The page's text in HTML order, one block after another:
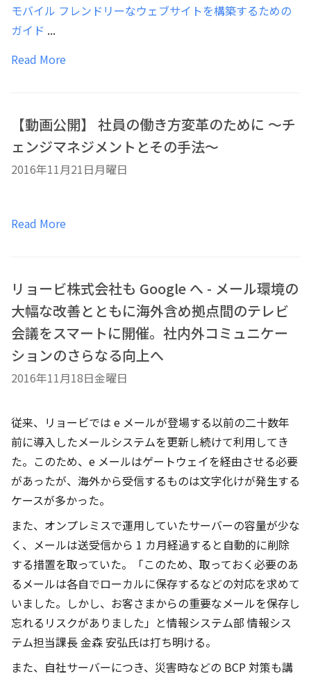
モバイル フレンドリーなウェブサイトを構築するための
ガイド ...
Read More
【動画公開】 社員の働き方変革のために 〜チ
ェンジマネジメントとその手法〜
2016年11月21日月曜日
Read More
リョービ株式会社も Google へ - メール環境の
大幅な改善とともに海外含め拠点間のテレビ
会議をスマートに開催。社内外コミュニケー
ションのさらなる向上へ
2016年11月18日金曜日
従来、リョービでは e メールが登場する以前の二十数年
前に導入したメールシステムを更新し続けて利用してき
た。このため、e メールはゲートウェイを経由させる必要
があったが、海外から受信するものは文字化けが発生する
ケースが多かった。
また、オンプレミスで運用していたサーバーの容量が少な
く、メールは送受信から 1 カ月経過すると自動的に削除
する措置を取っていた。「このため、取っておく必要のあ
るメールは各自でローカルに保存するなどの対応を求めて
いました。しかし、お客さまからの重要なメールを保存し
忘れるリスクがありました」と情報システム部 情報シス
テム担当課長 金森 安弘氏は打ち明ける。
また、自社サーバーにつき、災害時などの BCP 対策も講